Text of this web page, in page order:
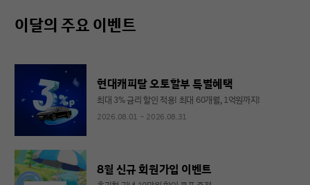
이달의 주요 이벤트
현대캐피탈 오토할부 특별혜택
최대 3% 금리 할인 적용! 최대 60개월, 1억원까지!
2026.08.01 ~ 2026.08.31
8월 신규 회원가입 이벤트